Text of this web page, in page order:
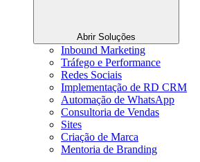
Abrir Soluções
Inbound Marketing
Tráfego e Performance
Redes Sociais
Implementação de RD CRM
Automação de WhatsApp
Consultoria de Vendas
Sites
Criação de Marca
Mentoria de Branding